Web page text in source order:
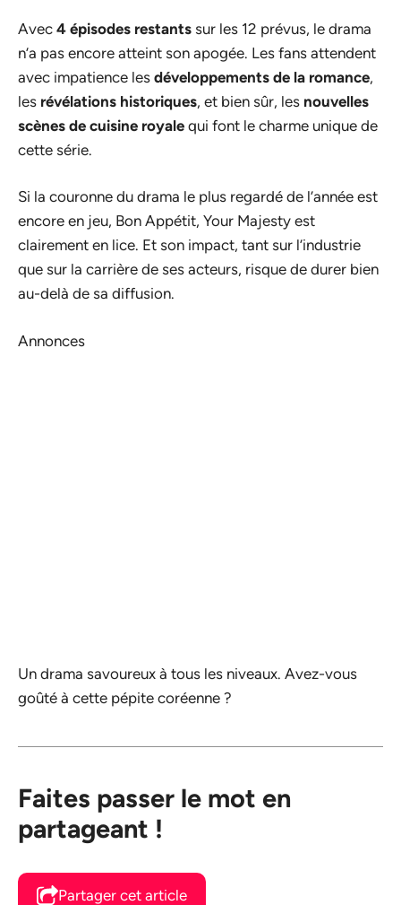
Avec 4 épisodes restants sur les 12 prévus, le drama
n’a pas encore atteint son apogée. Les fans attendent
avec impatience les développements de la romance,
les révélations historiques, et bien sûr, les nouvelles
scènes de cuisine royale qui font le charme unique de
cette série.
Si la couronne du drama le plus regardé de l’année est
encore en jeu, Bon Appétit, Your Majesty est
clairement en lice. Et son impact, tant sur l’industrie
que sur la carrière de ses acteurs, risque de durer bien
au-delà de sa diffusion.
Annonces
Un drama savoureux à tous les niveaux. Avez-vous
goûté à cette pépite coréenne ?
Faites passer le mot en
partageant !
Partager cet article